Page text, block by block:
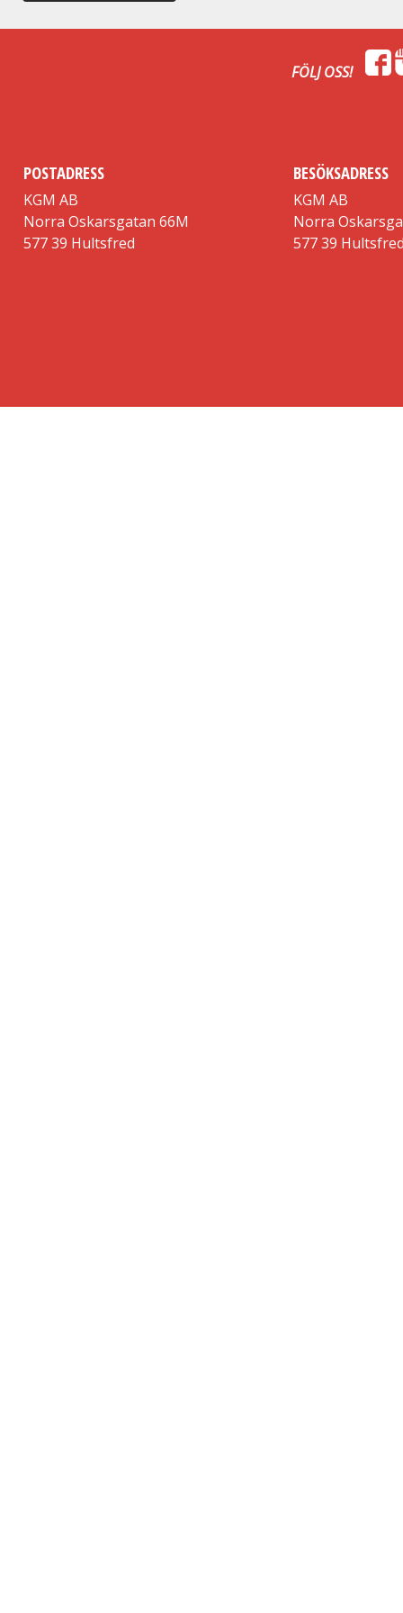
FÖLJ OSS!
POSTADRESS
KGM AB
Norra Oskarsgatan 66M
577 39 Hultsfred
BESÖKSADRESS
KGM AB
Norra
577 39